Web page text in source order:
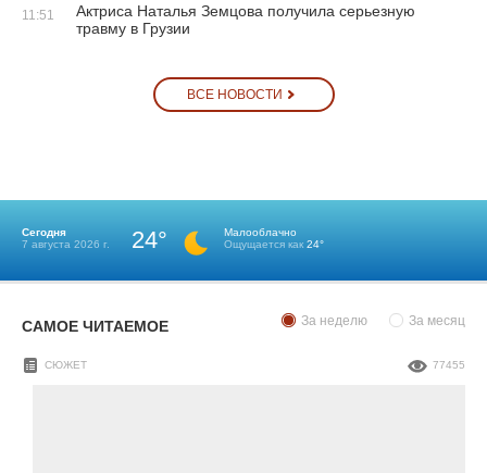
11:51
Актриса Наталья Земцова получила серьезную
травму в Грузии
ВСЕ НОВОСТИ
Сегодня
7 августа 2026 г.
24°
Малооблачно
Ощущается как 24°
САМОЕ ЧИТАЕМОЕ За неделю За месяц
СЮЖЕТ 77455